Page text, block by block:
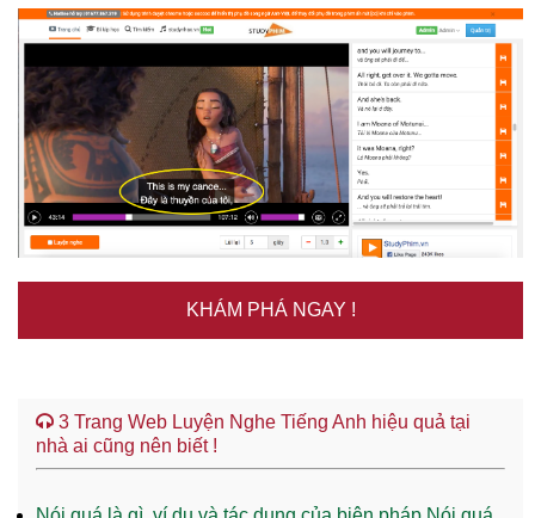
KHÁM PHÁ NGAY !
3 Trang Web Luyện Nghe Tiếng Anh hiệu quả tại
nhà ai cũng nên biết !